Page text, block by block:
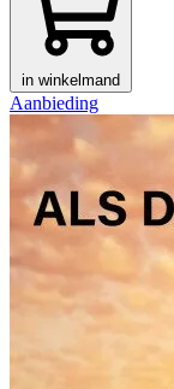
in winkelmand
Aanbieding